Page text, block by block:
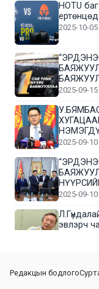
HOTU
2025-10-05
2025-09-15
2025-09-10
2025-09-10
эвлэрч
БАГИЙН
Редакцын бодлого